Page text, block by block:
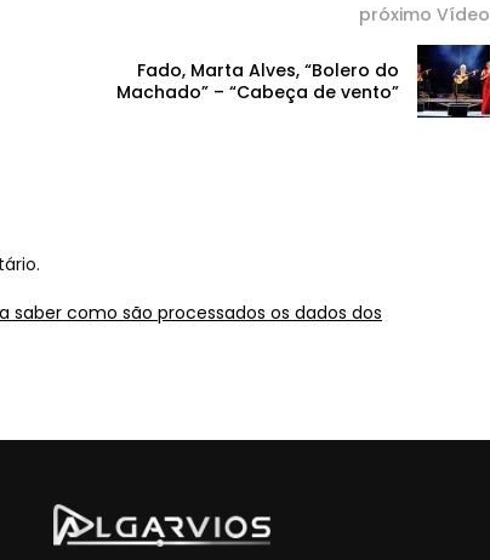
próximo Vídeo
Fado, Marta Alves, “Bolero do
Machado” – “Cabeça de vento”
saber como são processados os dados dos